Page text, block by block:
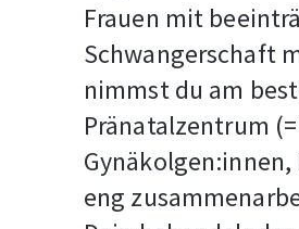
Frauen mit
Schwangerschaft
nimmst du am
Pränatalzentrum
eng